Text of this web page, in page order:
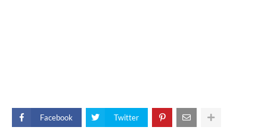
Facebook Twitter